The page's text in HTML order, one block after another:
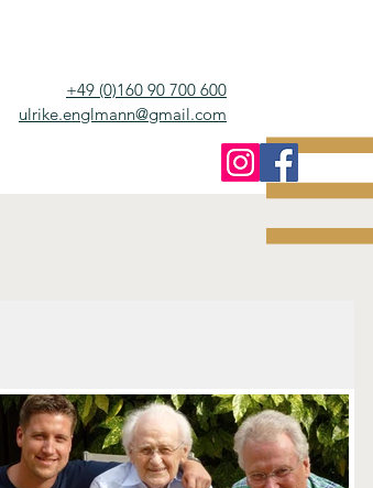
+49 (0)160 90 700 600
ulrike.englmann@gmail.com